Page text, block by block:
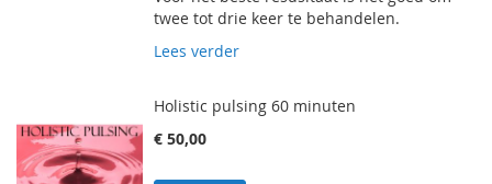
twee tot drie keer te behandelen.
Lees verder
Holistic pulsing 60 minuten
€ 50,00